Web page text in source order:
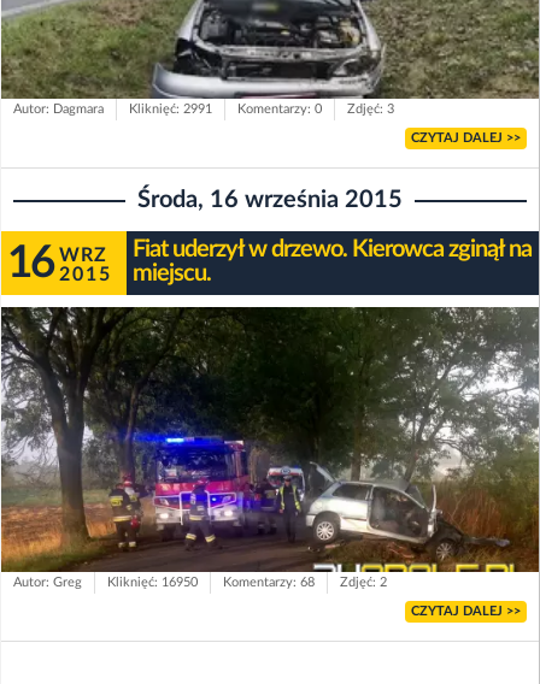
Autor: Dagmara Kliknięć: 2991 Komentarzy: 0 Zdjęć: 3
CZYTAJ DALEJ >>
Środa, 16 września 2015
16 WRZ
2015
Fiat uderzył w drzewo. Kierowca zginął na
miejscu.
Autor: Greg Kliknięć: 16950 Komentarzy: 68 Zdjęć: 2
CZYTAJ DALEJ >>